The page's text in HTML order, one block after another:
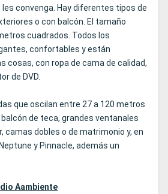
convenga. Hay diferentes tipos de
o con balcón. El tamaño
cuadrados. Todos los
confortables y están
cosas, con ropa de cama de calidad,
de DVD.
que oscilan entre 27 a 120 metros
de teca, grandes ventanales
camas dobles o de matrimonio y, en
y Pinnacle, además un
Aambiente